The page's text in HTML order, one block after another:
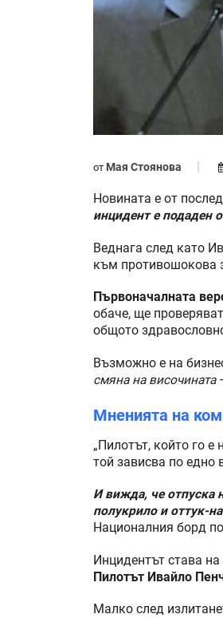
от Мая Стоянова
Новината е от
инцидент е подаден
Веднага след като
към противошокова
Първоначалната
обаче, ще
общото
Възможно е на
смяна на височината
Мненията на
„Пилотът, който го
той зависва по едно
И вижда, че отпуска
полукрило и оттук-
Националния борд
Инцидентът става
Пилотът Ивайло
Малко след